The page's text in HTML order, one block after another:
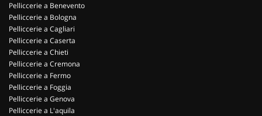
Pelliccerie a Benevento
Pelliccerie a Bologna
Pelliccerie a Cagliari
Pelliccerie a Caserta
Pelliccerie a Chieti
Pelliccerie a Cremona
Pelliccerie a Fermo
Pelliccerie a Foggia
Pelliccerie a Genova
Pelliccerie a L'aquila